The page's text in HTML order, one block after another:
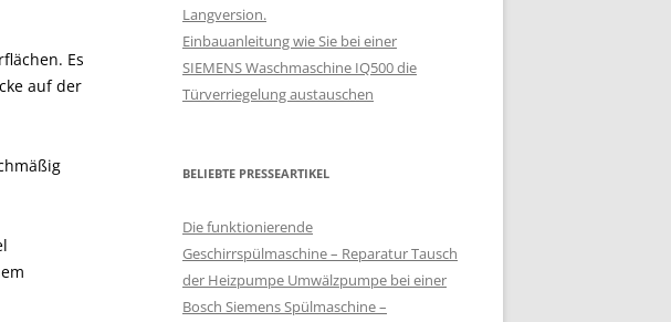
Es
auf der
Langversion.
Einbauanleitung wie Sie bei einer
SIEMENS Waschmaschine IQ500 die
Türverriegelung austauschen
BELIEBTE PRESSEARTIKEL
Die funktionierende
Geschirrspülmaschine – Reparatur Tausch
der Heizpumpe Umwälzpumpe bei einer
Bosch Siemens Spülmaschine –